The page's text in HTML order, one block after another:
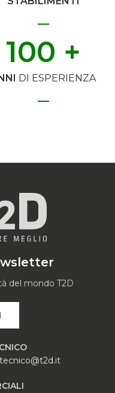
DI ESPERIENZA
100 +
del mondo T2D
tecnico@t2d.it